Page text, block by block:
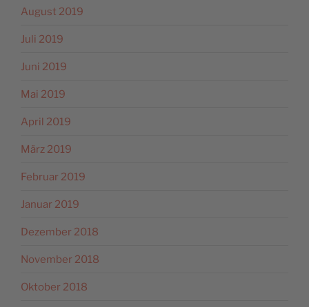
August 2019
Juli 2019
Juni 2019
Mai 2019
April 2019
März 2019
Februar 2019
Januar 2019
Dezember 2018
November 2018
Oktober 2018